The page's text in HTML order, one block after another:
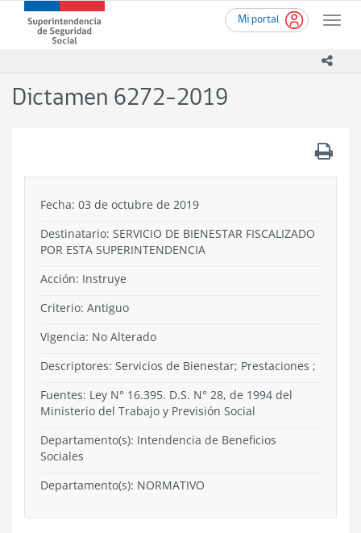
contenido
Mi portal
Toggle
Superintendencia
de
-
Dictamen 6272-2019
Fecha: 03 de octubre de 2019
Destinatario: SERVICIO DE BIENESTAR FISCALIZADO
POR ESTA SUPERINTENDENCIA
Acción: Instruye
Criterio: Antiguo
Vigencia: No Alterado
Descriptores: Servicios de Bienestar; Prestaciones ;
Fuentes: Ley N° 16.395. D.S. N° 28, de 1994 del
Ministerio del Trabajo y Previsión Social
Departamento(s): Intendencia de Beneficios
Sociales
Departamento(s): NORMATIVO